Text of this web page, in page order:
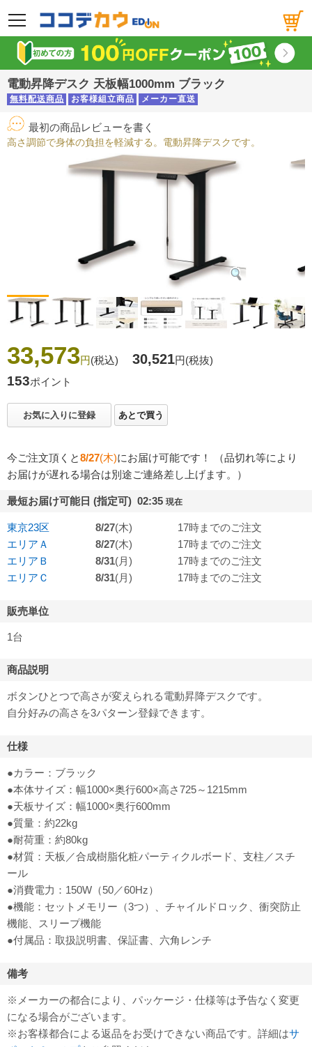
メニュー
電動昇降デスク 天板幅1000mm ブラック
無料配送商品 お客様組立商品 メーカー直送
最初の商品レビューを書く
高さ調節で身体の負担を軽減する。電動昇降デスクです。
33,573円(税込) 30,521円(税抜)
153ポイント
お気に入りに登録 あとで買う
今ご注文頂くと8/27(木)にお届け可能です！ （品切れ等により
お届けが遅れる場合は別途ご連絡差し上げます。）
最短お届け可能日 (指定可) 02:35 現在
東京23区 8/27(木)
17時までのご注文
エリアＡ
8/27(木)
17時までのご注文
エリアＢ
8/31(月)
17時までのご注文
エリアＣ
8/31(月) 17時までのご注文
販売単位
1台
商品説明
ボタンひとつで高さが変えられる電動昇降デスクです。
自分好みの高さを3パターン登録できます。
仕様
●カラー：ブラック
●本体サイズ：幅1000×奥行600×高さ725～1215mm
●天板サイズ：幅1000×奥行600mm
●質量：約22kg
●耐荷重：約80kg
●材質：天板／合成樹脂化粧パーティクルボード、支柱／スチ
ール
●消費電力：150W（50／60Hz）
●機能：セットメモリー（3つ）、チャイルドロック、衝突防止
機能、スリープ機能
●付属品：取扱説明書、保証書、六角レンチ
備考
※メーカーの都合により、パッケージ・仕様等は予告なく変更
になる場合がございます。
※お客様都合による返品をお受けできない商品です。詳細はサ